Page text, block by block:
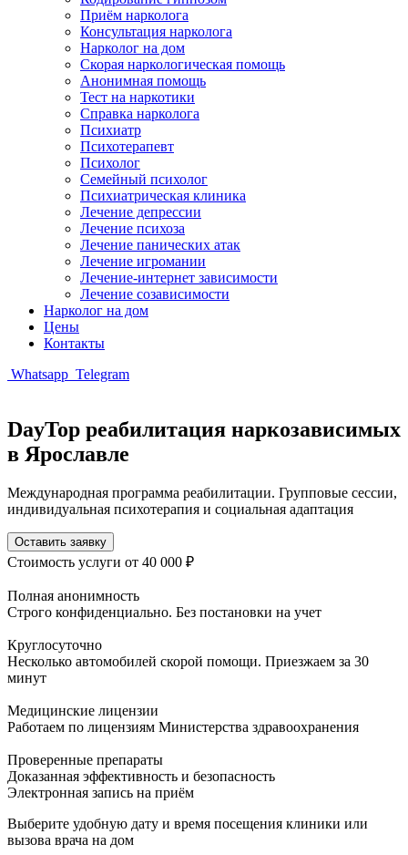
Приём нарколога
Консультация нарколога
Нарколог на дом
Скорая наркологическая помощь
Анонимная помощь
Тест на наркотики
Справка нарколога
Психиатр
Психотерапевт
Психолог
Семейный психолог
Психиатрическая клиника
Лечение депрессии
Лечение психоза
Лечение панических атак
Лечение игромании
Лечение-интернет зависимости
Лечение созависимости
Нарколог на дом
Цены
Контакты
Whatsapp Telegram
DayTop реабилитация наркозависимых
в Ярославле
Международная программа реабилитации. Групповые сессии,
индивидуальная психотерапия и социальная адаптация
Оставить заявку
Стоимость услуги от 40 000 ₽
Полная анонимность
Строго конфиденциально. Без постановки на учет
Круглосуточно
Несколько автомобилей скорой помощи. Приезжаем за 30
минут
Медицинские лицензии
Работаем по лицензиям Министерства здравоохранения
Проверенные препараты
Доказанная эффективность и безопасность
Электронная запись на приём
Выберите удобную дату и время посещения клиники или
вызова врача на дом